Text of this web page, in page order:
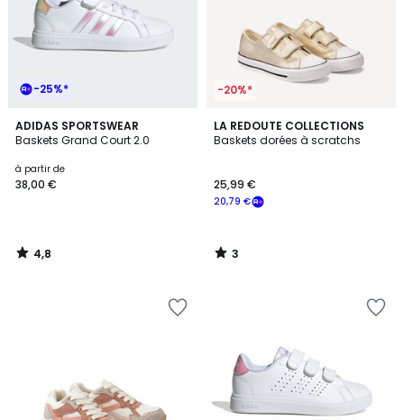
-25%*
ADIDAS SPORTSWEAR
Baskets Grand Court 2.0
à partir de
38,00 €
4,8
/ 5
4,8
/
-20%*
LA REDOUTE COLLECTIONS
Baskets dorées à scratchs
20,79 €
25,99 €
3
/
3
/